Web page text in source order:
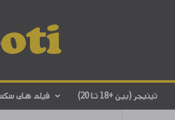
فیلم های تینیجر (بین +18 تا 20)